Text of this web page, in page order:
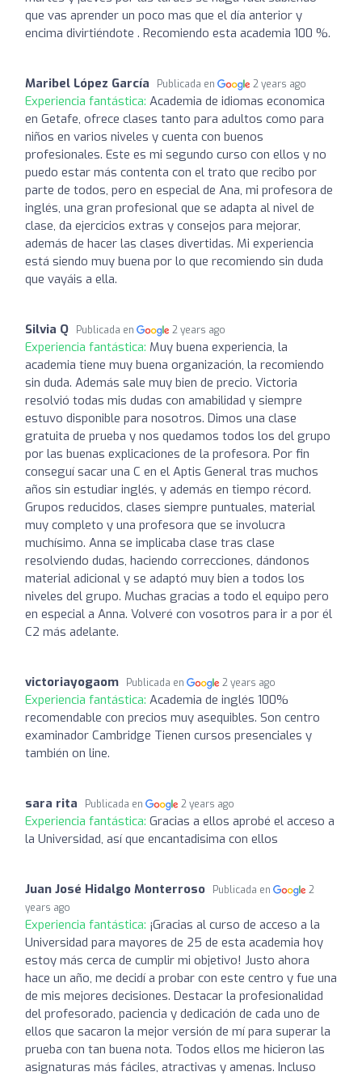
que vas aprender un poco mas que el día anterior y
encima divirtiéndote . Recomiendo esta academia 100 %.
Maribel López García Publicada en 2 years ago
Experiencia fantástica: Academia de idiomas economica
en Getafe, ofrece clases tanto para adultos como para
niños en varios niveles y cuenta con buenos
profesionales. Este es mi segundo curso con ellos y no
puedo estar más contenta con el trato que recibo por
parte de todos, pero en especial de Ana, mi profesora de
inglés, una gran profesional que se adapta al nivel de
clase, da ejercicios extras y consejos para mejorar,
además de hacer las clases divertidas. Mi experiencia
está siendo muy buena por lo que recomiendo sin duda
que vayáis a ella.
Silvia Q Publicada en 2 years ago
Experiencia fantástica: Muy buena experiencia, la
academia tiene muy buena organización, la recomiendo
sin duda. Además sale muy bien de precio. Victoria
resolvió todas mis dudas con amabilidad y siempre
estuvo disponible para nosotros. Dimos una clase
gratuita de prueba y nos quedamos todos los del grupo
por las buenas explicaciones de la profesora. Por fin
conseguí sacar una C en el Aptis General tras muchos
años sin estudiar inglés, y además en tiempo récord.
Grupos reducidos, clases siempre puntuales, material
muy completo y una profesora que se involucra
muchísimo. Anna se implicaba clase tras clase
resolviendo dudas, haciendo correcciones, dándonos
material adicional y se adaptó muy bien a todos los
niveles del grupo. Muchas gracias a todo el equipo pero
en especial a Anna. Volveré con vosotros para ir a por él
C2 más adelante.
victoriayogaom Publicada en 2 years ago
Experiencia fantástica: Academia de inglés 100%
recomendable con precios muy asequibles. Son centro
examinador Cambridge Tienen cursos presenciales y
también on line.
sara rita Publicada en 2 years ago
Experiencia fantástica: Gracias a ellos aprobé el acceso a
la Universidad, así que encantadisima con ellos
Juan José Hidalgo Monterroso Publicada en
2
years ago
Experiencia fantástica: ¡Gracias al curso de acceso a la
Universidad para mayores de 25 de esta academia hoy
estoy más cerca de cumplir mi objetivo! Justo ahora
hace un año, me decidí a probar con este centro y fue una
de mis mejores decisiones. Destacar la profesionalidad
del profesorado, paciencia y dedicación de cada uno de
ellos que sacaron la mejor versión de mí para superar la
prueba con tan buena nota. Todos ellos me hicieron las
asignaturas más fáciles, atractivas y amenas. Incluso